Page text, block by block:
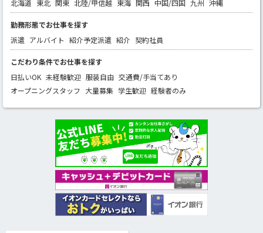
北海道 東北 関東 北陸/甲信越 東海 関西 中国/四国 九州 沖縄
勤務形態でお仕事を探す
派遣 アルバイト 紹介予定派遣 紹介 契約社員
こだわり条件でお仕事を探す
日払いOK 未経験歓迎 服装自由 交通費/手当てあり
オープニングスタッフ 大量募集 学生歓迎 経験者のみ